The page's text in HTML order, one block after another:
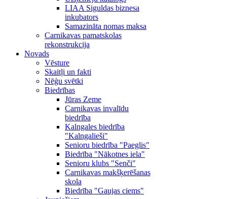
LIAA Siguldas biznesa
inkubators
Samazināta nomas maksa
Carnikavas pamatskolas
rekonstrukcija
Novads
Vēsture
Skaitļi un fakti
Nēģu svētki
Biedrības
Jūras Zeme
Carnikavas invalīdu
biedrība
Kalngales biedrība
"Kalngalieši"
Senioru biedrība "Paeglis"
Biedrība "Nākotnes iela"
Senioru klubs "Senči"
Carnikavas makšķerēšanas
skola
Biedrība "Gaujas ciems"